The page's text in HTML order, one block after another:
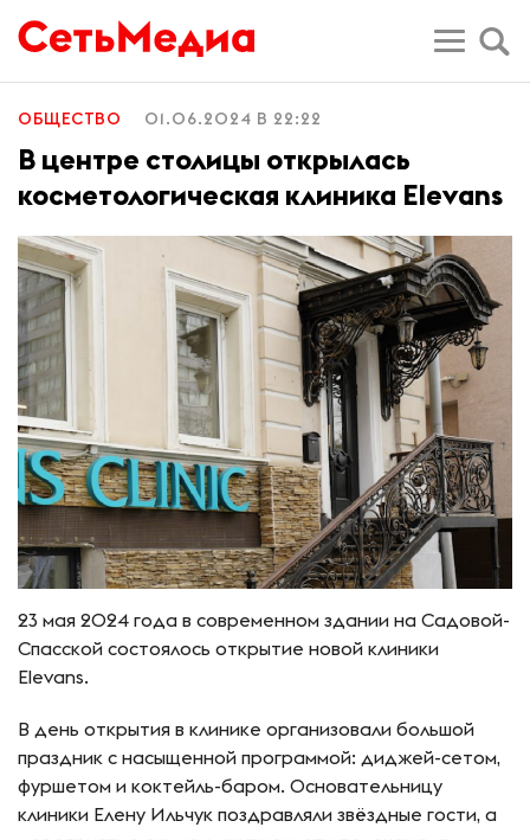
ОБЩЕСТВО 01.06.2024 В 22:22
В центре столицы открылась
косметологическая клиника Elevans
23 мая 2024 года в современном здании на Садовой-
Спасской состоялось открытие новой клиники
Elevans.
В день открытия в клинике организовали большой
праздник с насыщенной программой: диджей-сетом,
фуршетом и коктейль-баром. Основательницу
клиники Елену Ильчук поздравляли звёздные гости, а